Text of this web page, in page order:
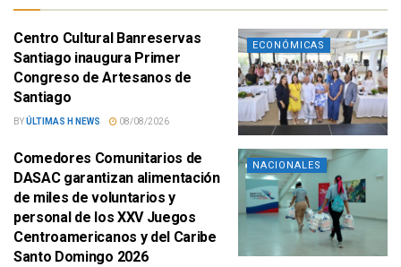
ECONÓMICAS
Centro Cultural Banreservas
Santiago inaugura Primer
Congreso de Artesanos de
Santiago
BYÚLTIMAS H NEWS 08/08/2026
NACIONALES
Comedores Comunitarios de
DASAC garantizan alimentación
de miles de voluntarios y
personal de los XXV Juegos
Centroamericanos y del Caribe
Santo Domingo 2026